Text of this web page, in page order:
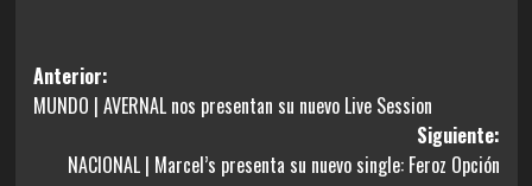
Navegación
de
entradas
Anterior:
MUNDO | AVERNAL nos presentan su nuevo Live Session
Siguiente:
NACIONAL | Marcel’s presenta su nuevo single: Feroz Opción